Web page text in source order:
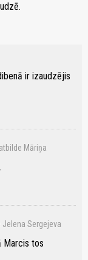
ir izaudzējis
atbilde Māriņa
Jelena Sergejeva
Marcis tos